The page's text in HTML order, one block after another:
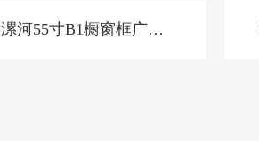
漯河55寸B1橱窗框广告